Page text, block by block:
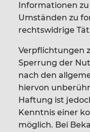
Informationen
Umständen zu
rechtswidrige
Verpflichtungen
Sperrung der
nach den
hiervon
Haftung ist
Kenntnis einer
möglich. Bei